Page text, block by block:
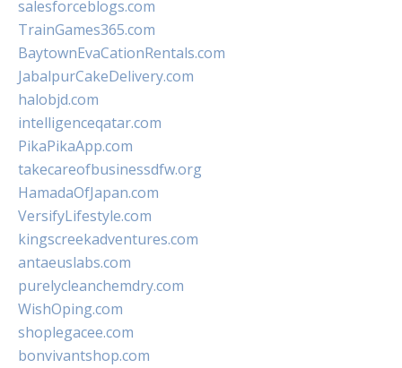
salesforceblogs.com
TrainGames365.com
BaytownEvaCationRentals.com
JabalpurCakeDelivery.com
halobjd.com
intelligenceqatar.com
PikaPikaApp.com
takecareofbusinessdfw.org
HamadaOfJapan.com
VersifyLifestyle.com
kingscreekadventures.com
antaeuslabs.com
purelycleanchemdry.com
WishOping.com
shoplegacee.com
bonvivantshop.com